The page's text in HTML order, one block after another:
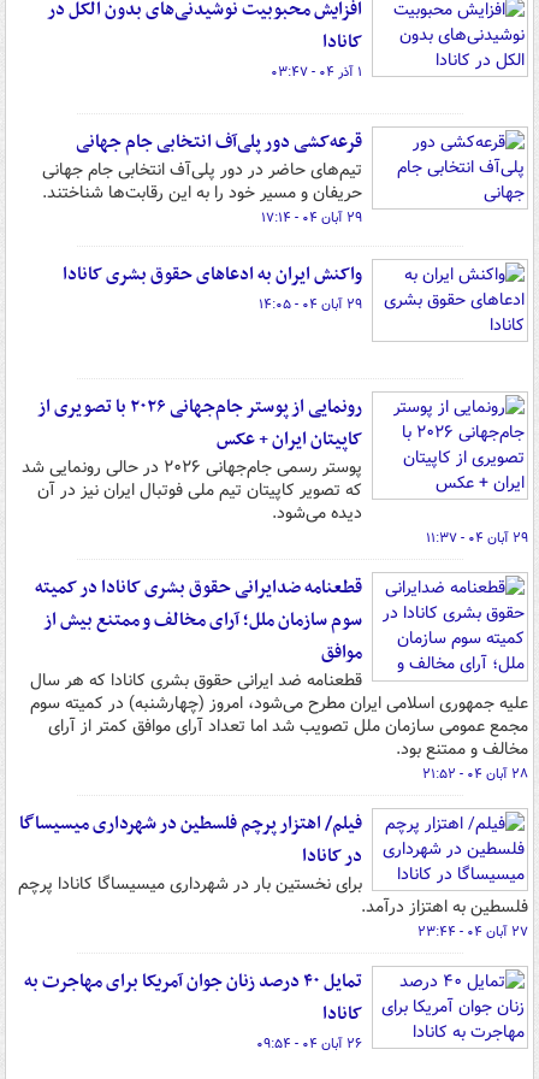
افزایش محبوبیت نوشیدنی‌های بدون الکل در
کانادا
۱ آذر ۰۴ - ۰۳:۴۷
قرعه‌کشی دور پلی‌آف انتخابی جام جهانی
تیم‌های حاضر در دور پلی‌آف انتخابی جام جهانی
حریفان و مسیر خود را به این رقابت‌ها شناختند.
۲۹ آبان ۰۴ - ۱۷:۱۴
واکنش ایران به ادعاهای حقوق بشری کانادا
۲۹ آبان ۰۴ - ۱۴:۰۵
رونمایی از پوستر جام‌جهانی ۲۰۲۶ با تصویری از
کاپیتان ایران + عکس
پوستر رسمی جام‌جهانی ۲۰۲۶ در حالی رونمایی شد
که تصویر کاپیتان تیم ملی فوتبال ایران نیز در آن
دیده می‌شود.
۲۹ آبان ۰۴ - ۱۱:۳۷
قطعنامه ضدایرانی حقوق بشری کانادا در کمیته
سوم سازمان ملل؛ آرای مخالف و ممتنع بیش از
موافق
قطعنامه ضد ایرانی حقوق بشری کانادا که هر سال
علیه جمهوری اسلامی ایران مطرح می‌شود، امروز (چهارشنبه) در کمیته سوم
مجمع عمومی سازمان ملل تصویب شد اما تعداد آرای موافق کمتر از آرای
مخالف و ممتنع بود.
۲۸ آبان ۰۴ - ۲۱:۵۲
فیلم/ اهتزار پرچم فلسطین در شهرداری میسیساگا
در کانادا
برای نخستین بار در شهرداری میسیساگا کانادا پرچم
فلسطین به اهتزاز درآمد.
۲۷ آبان ۰۴ - ۲۳:۴۴
تمایل ۴۰ درصد زنان جوان آمریکا برای مهاجرت به
کانادا
۲۶ آبان ۰۴ - ۰۹:۵۴